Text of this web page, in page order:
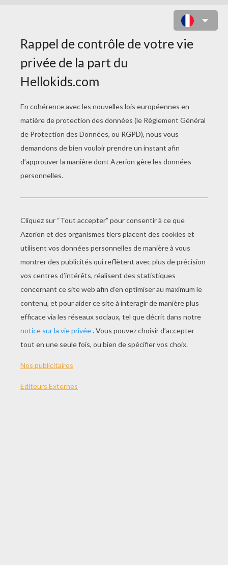
MONSTER HIGH